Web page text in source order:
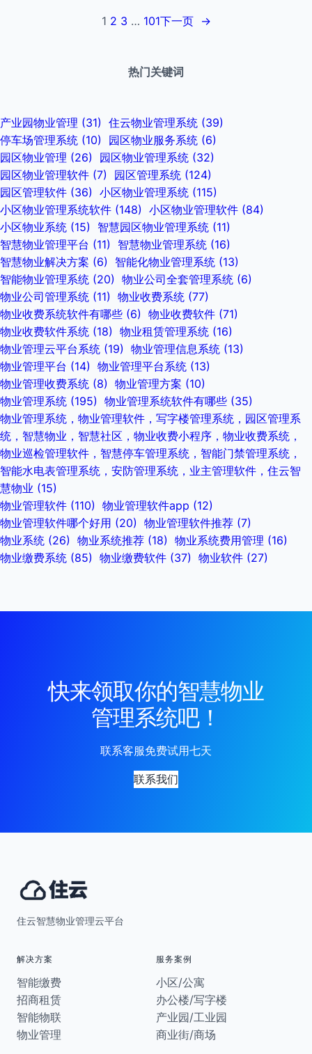
1 2 3 … 101下一页 →
热门关键词
产业园物业管理 (31) 住云物业管理系统 (39)
停车场管理系统 (10) 园区物业服务系统 (6)
园区物业管理 (26) 园区物业管理系统 (32)
园区物业管理软件 (7) 园区管理系统 (124)
园区管理软件 (36) 小区物业管理系统 (115)
小区物业管理系统软件 (148) 小区物业管理软件 (84)
小区物业系统 (15) 智慧园区物业管理系统 (11)
智慧物业管理平台 (11) 智慧物业管理系统 (16)
智慧物业解决方案 (6) 智能化物业管理系统 (13)
智能物业管理系统 (20) 物业公司全套管理系统 (6)
物业公司管理系统 (11) 物业收费系统 (77)
物业收费系统软件有哪些 (6) 物业收费软件 (71)
物业收费软件系统 (18) 物业租赁管理系统 (16)
物业管理云平台系统 (19) 物业管理信息系统 (13)
物业管理平台 (14) 物业管理平台系统 (13)
物业管理收费系统 (8) 物业管理方案 (10)
物业管理系统 (195) 物业管理系统软件有哪些 (35)
物业管理系统，物业管理软件，写字楼管理系统，园区管理系
统，智慧物业，智慧社区，物业收费小程序，物业收费系统，
物业巡检管理软件，智慧停车管理系统，智能门禁管理系统，
智能水电表管理系统，安防管理系统，业主管理软件，住云智
慧物业 (15)
物业管理软件 (110) 物业管理软件app (12)
物业管理软件哪个好用 (20) 物业管理软件推荐 (7)
物业系统 (26) 物业系统推荐 (18) 物业系统费用管理 (16)
物业缴费系统 (85) 物业缴费软件 (37) 物业软件 (27)
快来领取你的智慧物业
管理系统吧！
联系客服免费试用七天
联系我们
住云智慧物业管理云平台
解决方案
智能缴费
招商租赁
智能物联
物业管理
服务案例
小区/公寓
办公楼/写字楼
产业园/工业园
商业街/商场